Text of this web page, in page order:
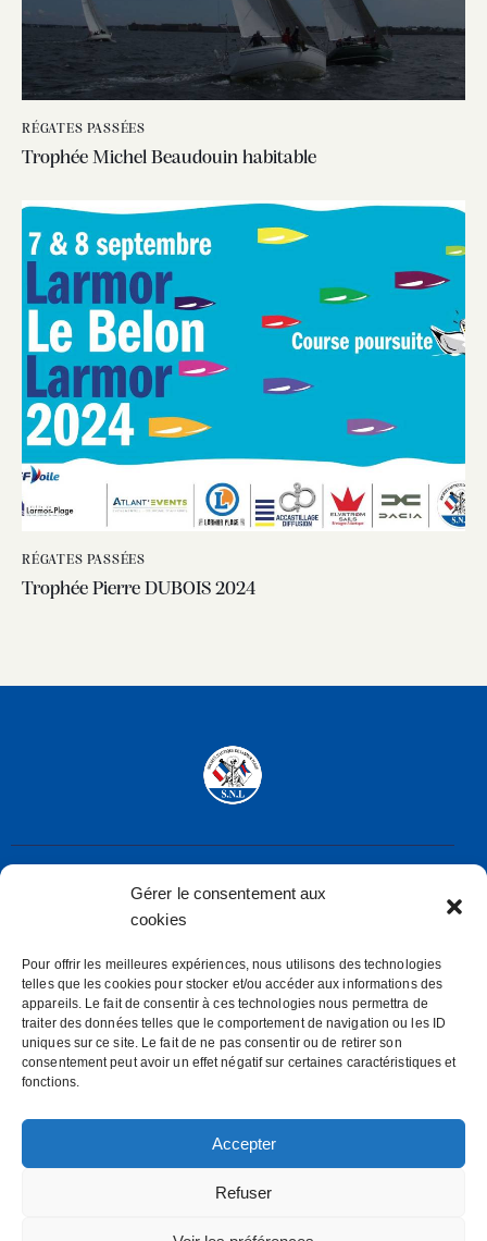
Gérer le consentement aux
cookies
Pour offrir les meilleures expériences, nous utilisons des technologies
telles que les cookies pour stocker et/ou accéder aux informations des
appareils. Le fait de consentir à ces technologies nous permettra de
traiter des données telles que le comportement de navigation ou les ID
uniques sur ce site. Le fait de ne pas consentir ou de retirer son
consentement peut avoir un effet négatif sur certaines caractéristiques et
fonctions.
Accepter
Refuser
RÉGATES PASSÉES
Trophée Michel Beaudouin habitable
RÉGATES PASSÉES
Trophée Pierre DUBOIS 2024
Société Nautique de Larmor-Plage
rue de la Frégate – 56260 LARMOR-PLAGE
secretaire@snl.bzh
Mentions Légales
Politiques des cookies (E.U)
SOCIETE NAUTIQUE DE LARMOR PLAGE